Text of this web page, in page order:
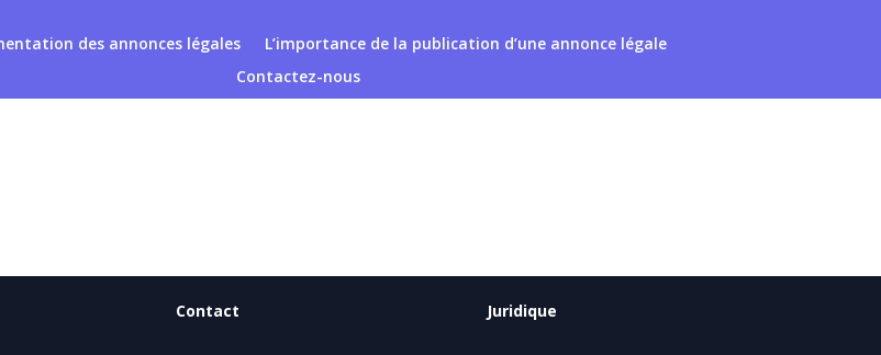
des annonces légales
L’importance de la publication d’une annonce légale
Contactez-nous
Contact Juridique